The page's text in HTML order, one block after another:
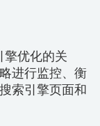
擎优化的关
进行监控、衡
索引擎页面和